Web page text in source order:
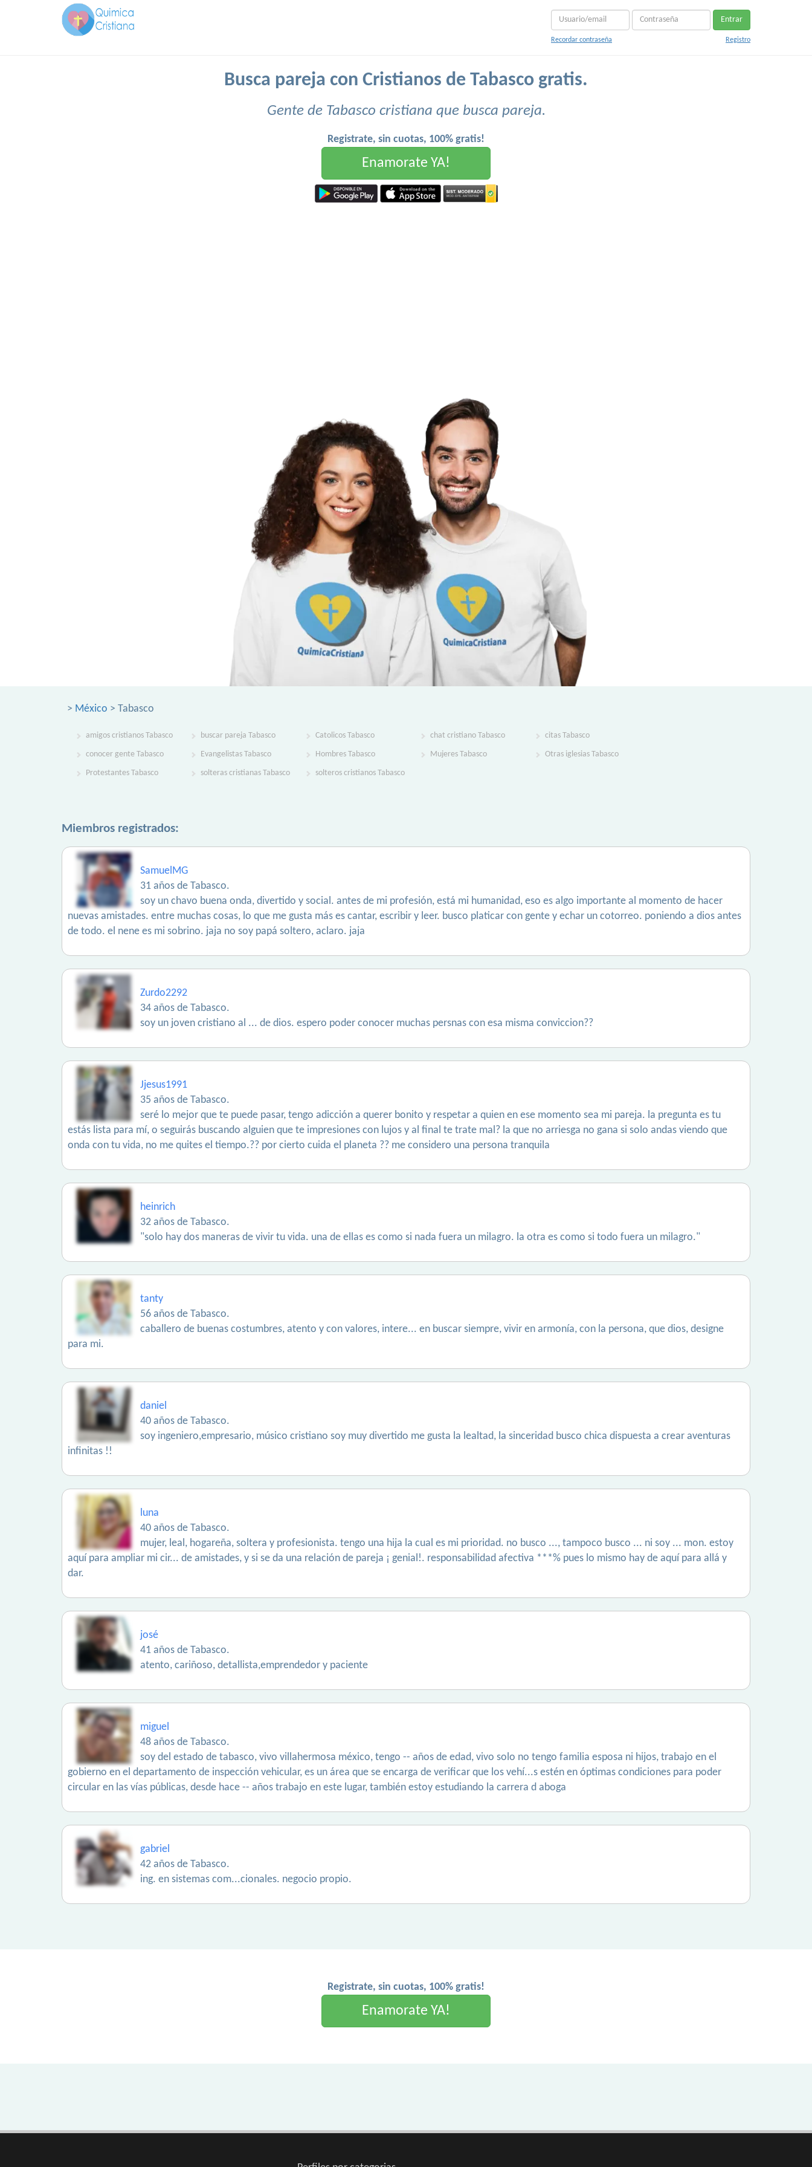
Entrar
Recordar contraseña Registro
Busca pareja con Cristianos de Tabasco gratis.
Gente de Tabasco cristiana que busca pareja.
Registrate, sin cuotas, 100% gratis!
Enamorate YA!
> México > Tabasco
amigos cristianos Tabasco buscar pareja Tabasco Catolicos Tabasco chat cristiano Tabasco citas Tabasco
conocer gente Tabasco Evangelistas Tabasco Hombres Tabasco Mujeres Tabasco Otras iglesias Tabasco
Protestantes Tabasco solteras cristianas Tabasco solteros cristianos Tabasco
Miembros registrados:
SamuelMG
31 años de Tabasco.
soy un chavo buena onda, divertido y social. antes de mi profesión, está mi humanidad, eso es algo importante al momento de hacer
nuevas amistades. entre muchas cosas, lo que me gusta más es cantar, escribir y leer. busco platicar con gente y echar un cotorreo. poniendo a dios antes
de todo. el nene es mi sobrino. jaja no soy papá soltero, aclaro. jaja
Zurdo2292
34 años de Tabasco.
soy un joven cristiano al ... de dios. espero poder conocer muchas persnas con esa misma conviccion??
Jjesus1991
35 años de Tabasco.
seré lo mejor que te puede pasar, tengo adicción a querer bonito y respetar a quien en ese momento sea mi pareja. la pregunta es tu
estás lista para mí, o seguirás buscando alguien que te impresiones con lujos y al final te trate mal? la que no arriesga no gana si solo andas viendo que
onda con tu vida, no me quites el tiempo.?? por cierto cuida el planeta ?? me considero una persona tranquila
heinrich
32 años de Tabasco.
"solo hay dos maneras de vivir tu vida. una de ellas es como si nada fuera un milagro. la otra es como si todo fuera un milagro."
tanty
56 años de Tabasco.
caballero de buenas costumbres, atento y con valores, intere... en buscar siempre, vivir en armonía, con la persona, que dios, designe
para mi.
daniel
40 años de Tabasco.
soy ingeniero,empresario, músico cristiano soy muy divertido me gusta la lealtad, la sinceridad busco chica dispuesta a crear aventuras
infinitas !!
luna
40 años de Tabasco.
mujer, leal, hogareña, soltera y profesionista. tengo una hija la cual es mi prioridad. no busco ..., tampoco busco ... ni soy ... mon. estoy
aquí para ampliar mi cir... de amistades, y si se da una relación de pareja ¡ genial!. responsabilidad afectiva ***% pues lo mismo hay de aquí para allá y
dar.
josé
41 años de Tabasco.
atento, cariñoso, detallista,emprendedor y paciente
miguel
48 años de Tabasco.
soy del estado de tabasco, vivo villahermosa méxico, tengo -- años de edad, vivo solo no tengo familia esposa ni hijos, trabajo en el
gobierno en el departamento de inspección vehicular, es un área que se encarga de verificar que los vehí...s estén en óptimas condiciones para poder
circular en las vías públicas, desde hace -- años trabajo en este lugar, también estoy estudiando la carrera d aboga
gabriel
42 años de Tabasco.
ing. en sistemas com...cionales. negocio propio.
Registrate, sin cuotas, 100% gratis!
Enamorate YA!